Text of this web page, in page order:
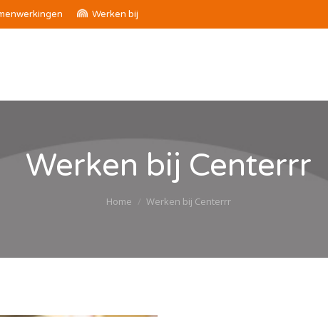
Werken bij
Werken bij Centerrr
Je bent hier:
Home Werken bij Centerrr